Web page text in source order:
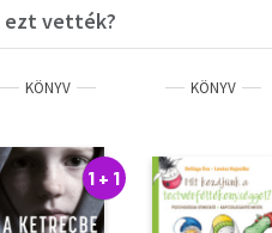
ezt vették?
KÖNYV
1 + 1
KÖNYV